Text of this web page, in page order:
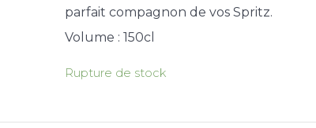
parfait compagnon de vos Spritz.
Volume : 150cl
Rupture de stock